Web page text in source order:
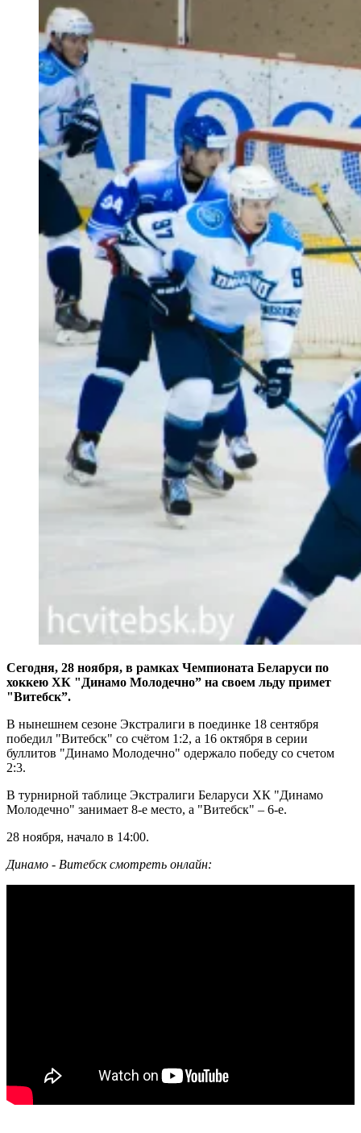
Сегодня, 28 ноября, в рамках Чемпионата Беларуси по
хоккею ХК "Динамо Молодечно” на своем льду примет
"Витебск”.
В нынешнем сезоне Экстралиги в поединке 18 сентября
победил "Витебск" со счётом 1:2, а 16 октября в серии
буллитов "Динамо Молодечно" одержало победу со счетом
2:3.
В турнирной таблице Экстралиги Беларуси ХК "Динамо
Молодечно" занимает 8-е место, а "Витебск" – 6-е.
28 ноября, начало в 14:00.
Динамо - Витебск смотреть онлайн: